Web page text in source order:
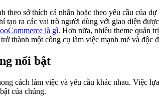
sở thích cá nhân hoặc theo yêu cầu của
tạo ra các vai trò người dùng với giao diện
là gì. Hơn nữa, nhiều theme quản
thành một công cụ làm việc mạnh mẽ và độc
nổi bật
cách làm việc và yêu cầu khác nhau. Việc
của chúng.